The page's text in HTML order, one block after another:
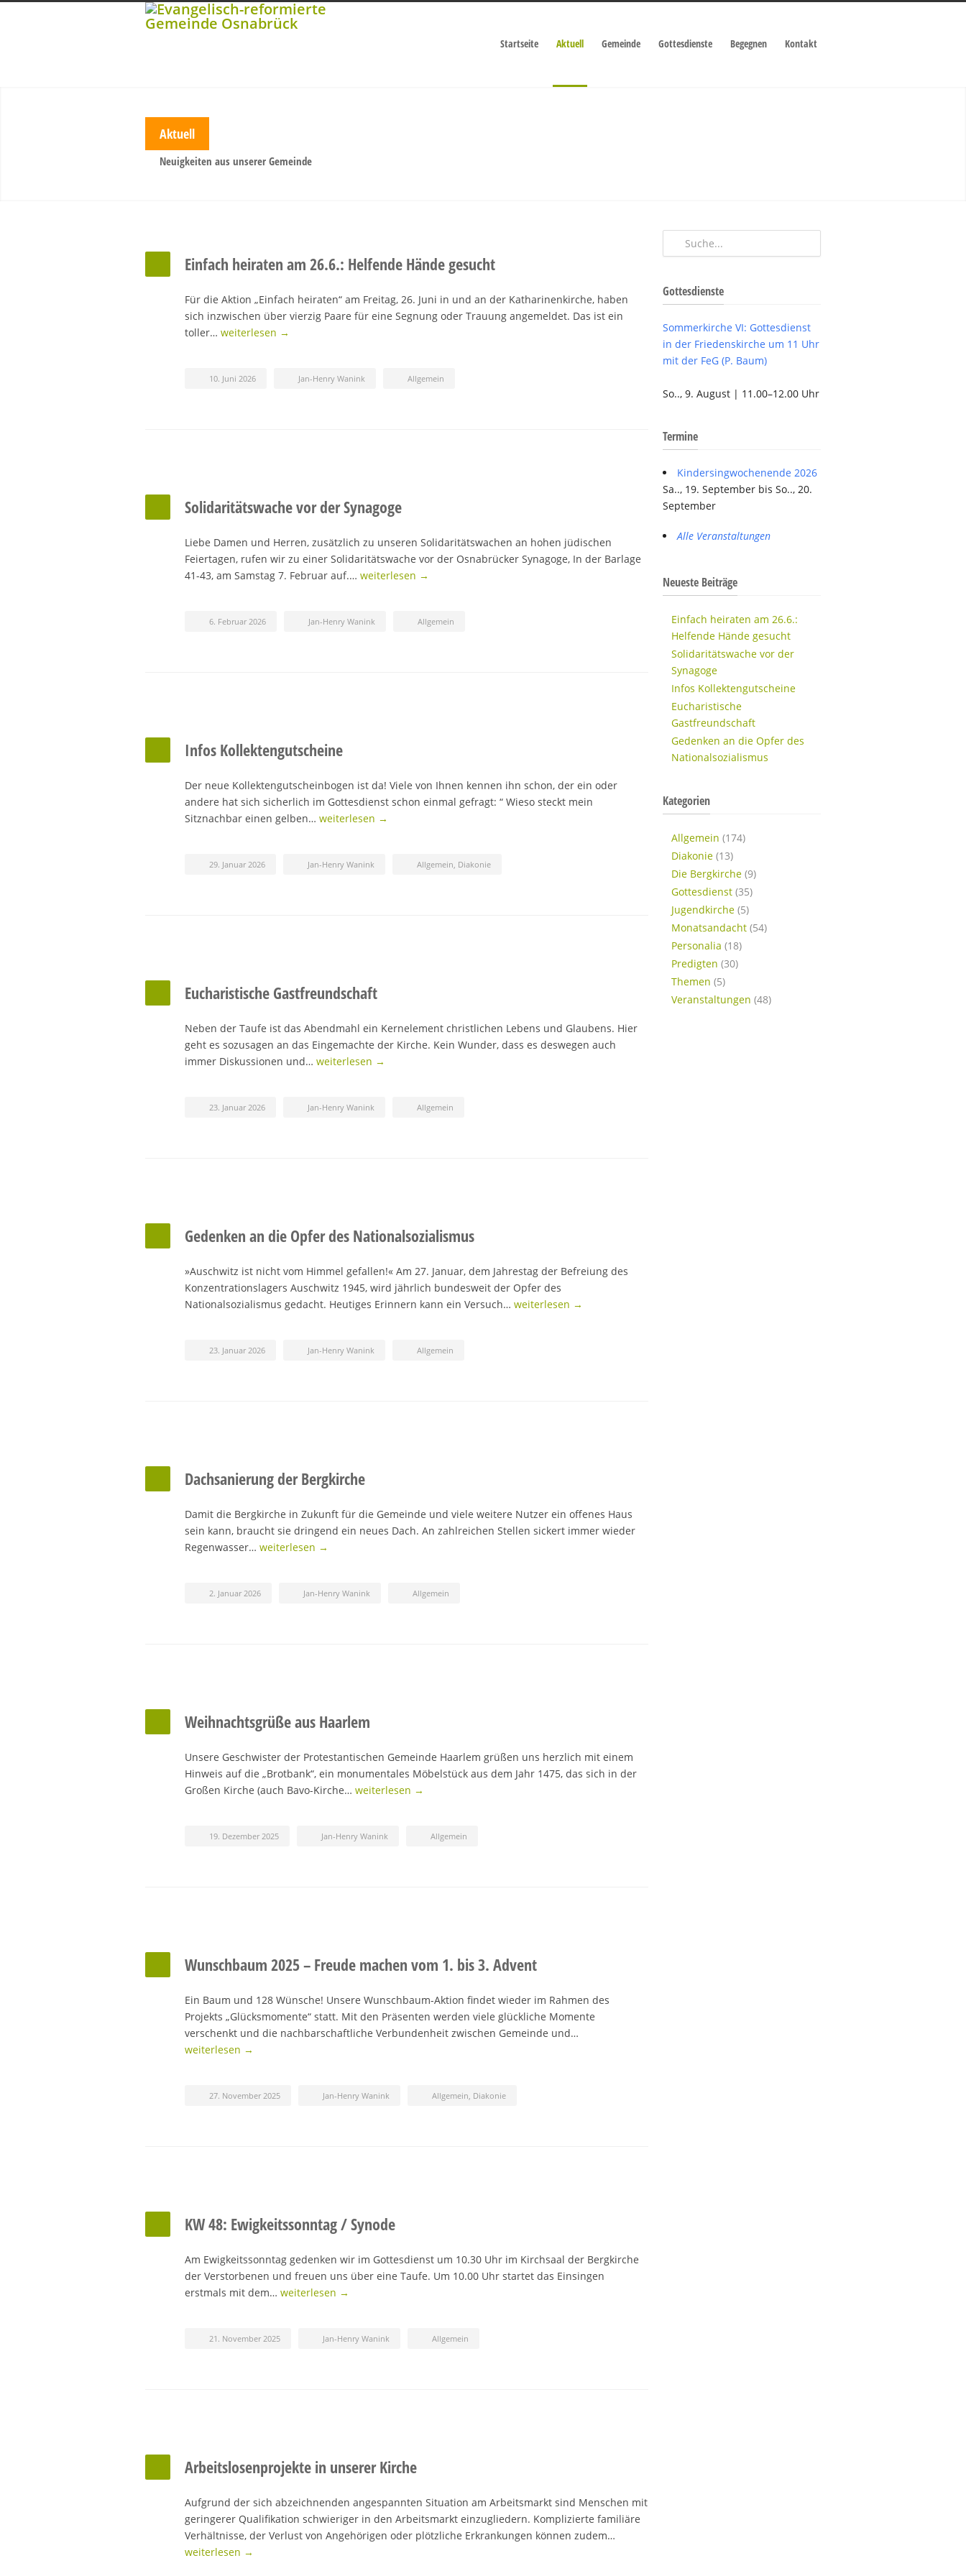
Startseite Aktuell Gemeinde Gottesdienste Begegnen Kontakt
Aktuell
Neuigkeiten aus unserer Gemeinde
Einfach heiraten am 26.6.: Helfende Hände gesucht
Für die Aktion „Einfach heiraten“ am Freitag, 26. Juni in und an der Katharinenkirche, haben
sich inzwischen über vierzig Paare für eine Segnung oder Trauung angemeldet. Das ist ein
toller… weiterlesen →
10. Juni 2026 Jan-Henry Wanink Allgemein
Solidaritätswache vor der Synagoge
Liebe Damen und Herren, zusätzlich zu unseren Solidaritätswachen an hohen jüdischen
Feiertagen, rufen wir zu einer Solidaritätswache vor der Osnabrücker Synagoge, In der Barlage
41-43, am Samstag 7. Februar auf.… weiterlesen →
6. Februar 2026 Jan-Henry Wanink Allgemein
Infos Kollektengutscheine
Der neue Kollektengutscheinbogen ist da! Viele von Ihnen kennen ihn schon, der ein oder
andere hat sich sicherlich im Gottesdienst schon einmal gefragt: “ Wieso steckt mein
Sitznachbar einen gelben… weiterlesen →
29. Januar 2026 Jan-Henry Wanink Allgemein, Diakonie
Eucharistische Gastfreundschaft
Neben der Taufe ist das Abendmahl ein Kernelement christlichen Lebens und Glaubens. Hier
geht es sozusagen an das Eingemachte der Kirche. Kein Wunder, dass es deswegen auch
immer Diskussionen und… weiterlesen →
23. Januar 2026 Jan-Henry Wanink Allgemein
Gedenken an die Opfer des Nationalsozialismus
»Auschwitz ist nicht vom Himmel gefallen!« Am 27. Januar, dem Jahrestag der Befreiung des
Konzentrationslagers Auschwitz 1945, wird jährlich bundesweit der Opfer des
Nationalsozialismus gedacht. Heutiges Erinnern kann ein Versuch… weiterlesen →
23. Januar 2026 Jan-Henry Wanink Allgemein
Dachsanierung der Bergkirche
Damit die Bergkirche in Zukunft für die Gemeinde und viele weitere Nutzer ein offenes Haus
sein kann, braucht sie dringend ein neues Dach. An zahlreichen Stellen sickert immer wieder
Regenwasser… weiterlesen →
2. Januar 2026 Jan-Henry Wanink Allgemein
Weihnachtsgrüße aus Haarlem
Unsere Geschwister der Protestantischen Gemeinde Haarlem grüßen uns herzlich mit einem
Hinweis auf die „Brotbank“, ein monumentales Möbelstück aus dem Jahr 1475, das sich in der
Großen Kirche (auch Bavo-Kirche… weiterlesen →
19. Dezember 2025 Jan-Henry Wanink Allgemein
Wunschbaum 2025 – Freude machen vom 1. bis 3. Advent
Ein Baum und 128 Wünsche! Unsere Wunschbaum-Aktion findet wieder im Rahmen des
Projekts „Glücksmomente“ statt. Mit den Präsenten werden viele glückliche Momente
verschenkt und die nachbarschaftliche Verbundenheit zwischen Gemeinde und…
weiterlesen →
27. November 2025 Jan-Henry Wanink Allgemein, Diakonie
KW 48: Ewigkeitssonntag / Synode
Am Ewigkeitssonntag gedenken wir im Gottesdienst um 10.30 Uhr im Kirchsaal der Bergkirche
der Verstorbenen und freuen uns über eine Taufe. Um 10.00 Uhr startet das Einsingen
erstmals mit dem… weiterlesen →
21. November 2025 Jan-Henry Wanink Allgemein
Arbeitslosenprojekte in unserer Kirche
Aufgrund der sich abzeichnenden angespannten Situation am Arbeitsmarkt sind Menschen mit
geringerer Qualifikation schwieriger in den Arbeitsmarkt einzugliedern. Komplizierte familiäre
Verhältnisse, der Verlust von Angehörigen oder plötzliche Erkrankungen können zudem…
weiterlesen →
Gottesdienste
Sommerkirche VI: Gottesdienst
in der Friedenskirche um 11 Uhr
mit der FeG (P. Baum)
So.., 9. August | 11.00–12.00 Uhr
Termine
Kindersingwochenende 2026
Sa.., 19. September bis So.., 20.
September
Alle Veranstaltungen
Neueste Beiträge
Einfach heiraten am 26.6.:
Helfende Hände gesucht
Solidaritätswache vor der
Synagoge
Infos Kollektengutscheine
Eucharistische
Gastfreundschaft
Gedenken an die Opfer des
Nationalsozialismus
Kategorien
Allgemein (174)
Diakonie (13)
Die Bergkirche (9)
Gottesdienst (35)
Jugendkirche (5)
Monatsandacht (54)
Personalia (18)
Predigten (30)
Themen (5)
Veranstaltungen (48)